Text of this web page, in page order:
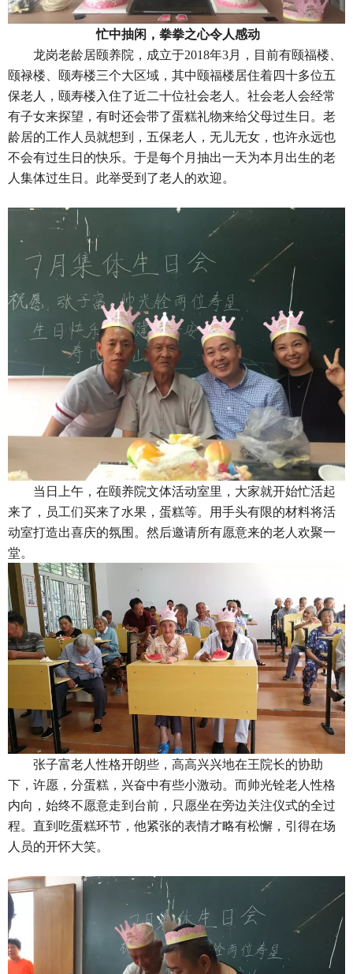
忙中抽闲，拳拳之心令人感动
龙岗老龄居颐养院，成立于2018年3月，目前有颐福楼、
颐禄楼、颐寿楼三个大区域，其中颐福楼居住着四十多位五
保老人，颐寿楼入住了近二十位社会老人。社会老人会经常
有子女来探望，有时还会带了蛋糕礼物来给父母过生日。老
龄居的工作人员就想到，五保老人，无儿无女，也许永远也
不会有过生日的快乐。于是每个月抽出一天为本月出生的老
人集体过生日。此举受到了老人的欢迎。
当日上午，在颐养院文体活动室里，大家就开始忙活起
来了，员工们买来了水果，蛋糕等。用手头有限的材料将活
动室打造出喜庆的氛围。然后邀请所有愿意来的老人欢聚一
堂。
张子富老人性格开朗些，高高兴兴地在王院长的协助
下，许愿，分蛋糕，兴奋中有些小激动。而帅光铨老人性格
内向，始终不愿意走到台前，只愿坐在旁边关注仪式的全过
程。直到吃蛋糕环节，他紧张的表情才略有松懈，引得在场
人员的开怀大笑。